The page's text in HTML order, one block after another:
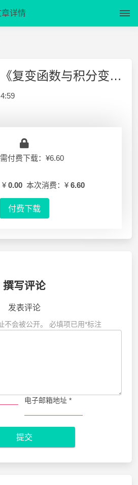
章详情
华北电力大学《复变函数与积分变换》2013-2014-1 期末试卷
付费下载：¥6.60
¥ 0.00 本次消费：¥ 6.60
付费下载
撰写评论
发表评论
不会被公开。 必填项已用*标注
电子邮箱地址 *
提交